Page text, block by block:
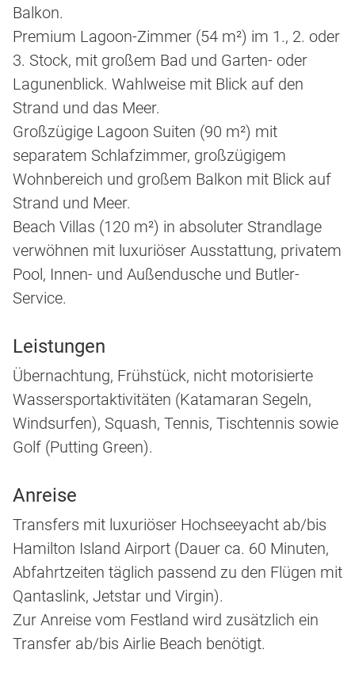
Balkon.
Premium Lagoon-Zimmer (54 m²) im 1., 2. oder
3. Stock, mit großem Bad und Garten- oder
Lagunenblick. Wahlweise mit Blick auf den
Strand und das Meer.
Großzügige Lagoon Suiten (90 m²) mit
separatem Schlafzimmer, großzügigem
Wohnbereich und großem Balkon mit Blick auf
Strand und Meer.
Beach Villas (120 m²) in absoluter Strandlage
verwöhnen mit luxuriöser Ausstattung, privatem
Pool, Innen- und Außendusche und Butler-
Service.
Leistungen
Übernachtung, Frühstück, nicht motorisierte
Wassersportaktivitäten (Katamaran Segeln,
Windsurfen), Squash, Tennis, Tischtennis sowie
Golf (Putting Green).
Anreise
Transfers mit luxuriöser Hochseeyacht ab/bis
Hamilton Island Airport (Dauer ca. 60 Minuten,
Abfahrtzeiten täglich passend zu den Flügen mit
Qantaslink, Jetstar und Virgin).
Zur Anreise vom Festland wird zusätzlich ein
Transfer ab/bis Airlie Beach benötigt.